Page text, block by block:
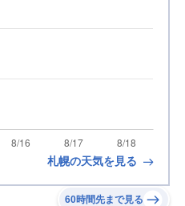
札幌の天気を見る
60時間先まで見る